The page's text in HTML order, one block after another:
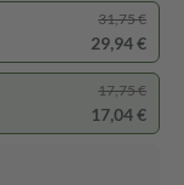
31,75 €
29,94 €
17,75 €
17,04 €